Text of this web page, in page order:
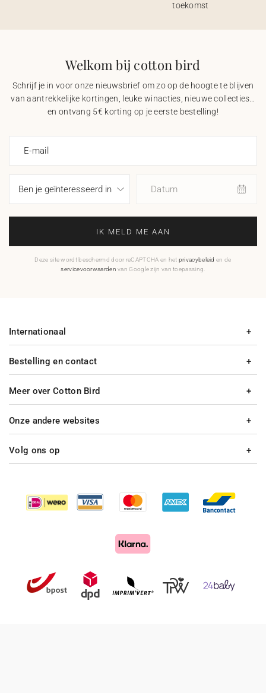
toekomst
Welkom bij cotton bird
Schrijf je in voor onze nieuwsbrief om zo op de hoogte te blijven
van aantrekkelijke kortingen, leuke winacties, nieuwe collecties…
en ontvang 5€ korting op je eerste bestelling!
E-mail
Datum
IK MELD ME AAN
Deze site wordt beschermd door reCAPTCHA en het privacybeleid en de
servicevoorwaarden van Google zijn van toepassing.
Bestelling en contact
Meer over Cotton Bird
Internationaal
Onze andere websites
Volg ons op